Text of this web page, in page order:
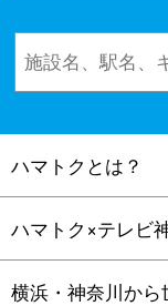
ハマトクとは？
ハマトク×テレビ
横浜・神奈川から